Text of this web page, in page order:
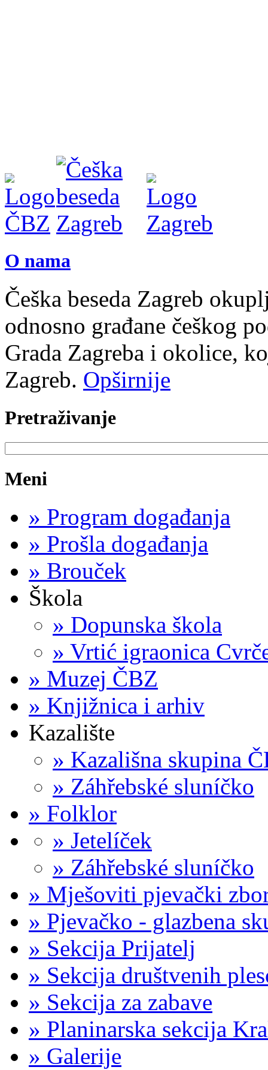
O nama
Češka beseda Zagreb
odnosno građane češkog
Grada Zagreba i okolice,
Zagreb. Opširnije
Pretraživanje
Meni
» Program događanja
» Prošla događanja
» Brouček
Škola
» Dopunska škola
» Vrtić igraonica
» Muzej ČBZ
» Knjižnica i arhiv
Kazalište
» Kazališna skupina
» Záhřebské sluníčko
» Folklor
» Jetelíček
» Záhřebské sluníčko
» Mješoviti pjevački
» Pjevačko - glazbena
» Sekcija Prijatelj
» Sekcija društvenih
» Sekcija za zabave
» Planinarska sekcija
» Galerije